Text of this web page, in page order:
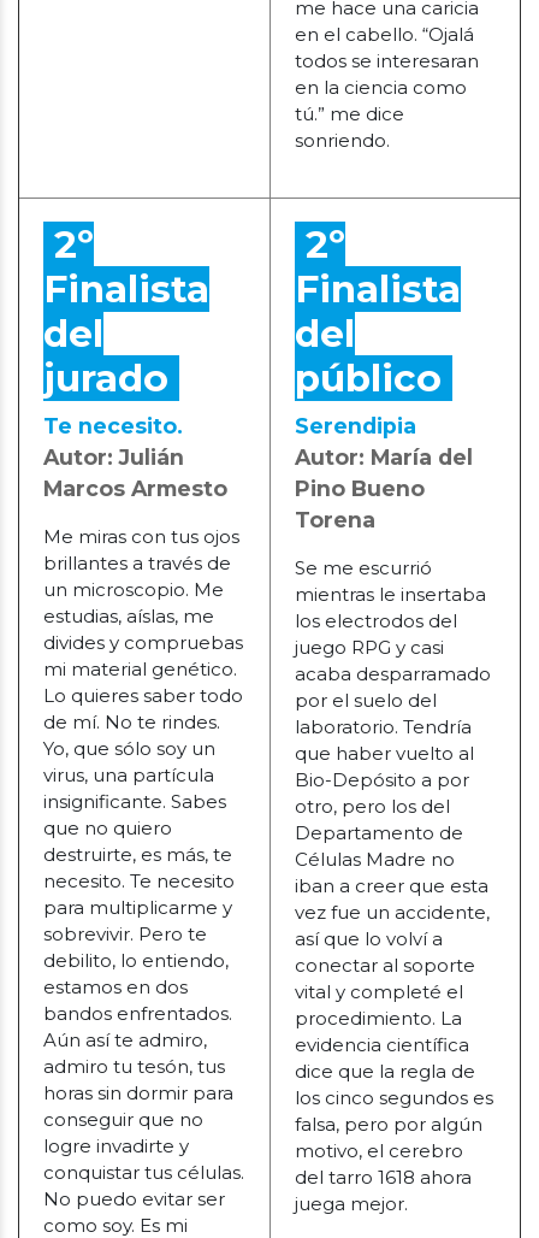
me hace una caricia
en el cabello. “Ojalá
todos se interesaran
en la ciencia como
tú.” me dice
sonriendo.
2º
Finalista
del
jurado
Te necesito.
Autor: Julián
Marcos Armesto
Me miras con tus ojos
brillantes a través de
un microscopio. Me
estudias, aíslas, me
divides y compruebas
mi material genético.
Lo quieres saber todo
de mí. No te rindes.
Yo, que sólo soy un
virus, una partícula
insignificante. Sabes
que no quiero
destruirte, es más, te
necesito. Te necesito
para multiplicarme y
sobrevivir. Pero te
debilito, lo entiendo,
estamos en dos
bandos enfrentados.
Aún así te admiro,
admiro tu tesón, tus
horas sin dormir para
conseguir que no
logre invadirte y
conquistar tus células.
No puedo evitar ser
como soy. Es mi
2º
Finalista
del
público
Serendipia
Autor: María del
Pino Bueno
Torena
Se me escurrió
mientras le insertaba
los electrodos del
juego RPG y casi
acaba desparramado
por el suelo del
laboratorio. Tendría
que haber vuelto al
Bio-Depósito a por
otro, pero los del
Departamento de
Células Madre no
iban a creer que esta
vez fue un accidente,
así que lo volví a
conectar al soporte
vital y completé el
procedimiento. La
evidencia científica
dice que la regla de
los cinco segundos es
falsa, pero por algún
motivo, el cerebro
del tarro 1618 ahora
juega mejor.